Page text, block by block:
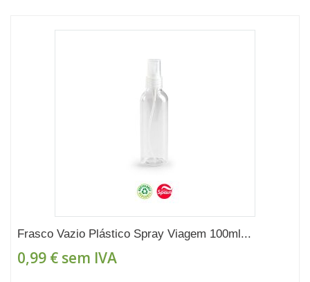
Frasco Vazio Plástico Spray Viagem 100ml...
0,99 € sem IVA